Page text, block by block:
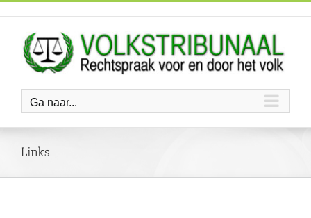
Ga
naar
Ga naar...
Links